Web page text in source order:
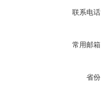
联系电话
常用邮箱
省份